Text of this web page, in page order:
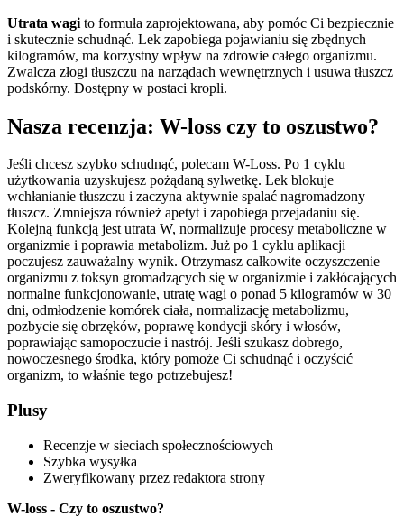
Utrata wagi to formuła zaprojektowana, aby pomóc Ci bezpiecznie
i skutecznie schudnąć. Lek zapobiega pojawianiu się zbędnych
kilogramów, ma korzystny wpływ na zdrowie całego organizmu.
Zwalcza złogi tłuszczu na narządach wewnętrznych i usuwa tłuszcz
podskórny. Dostępny w postaci kropli.
Nasza recenzja: W-loss czy to oszustwo?
Jeśli chcesz szybko schudnąć, polecam W-Loss. Po 1 cyklu
użytkowania uzyskujesz pożądaną sylwetkę. Lek blokuje
wchłanianie tłuszczu i zaczyna aktywnie spalać nagromadzony
tłuszcz. Zmniejsza również apetyt i zapobiega przejadaniu się.
Kolejną funkcją jest utrata W, normalizuje procesy metaboliczne w
organizmie i poprawia metabolizm. Już po 1 cyklu aplikacji
poczujesz zauważalny wynik. Otrzymasz całkowite oczyszczenie
organizmu z toksyn gromadzących się w organizmie i zakłócających
normalne funkcjonowanie, utratę wagi o ponad 5 kilogramów w 30
dni, odmłodzenie komórek ciała, normalizację metabolizmu,
pozbycie się obrzęków, poprawę kondycji skóry i włosów,
poprawiając samopoczucie i nastrój. Jeśli szukasz dobrego,
nowoczesnego środka, który pomoże Ci schudnąć i oczyścić
organizm, to właśnie tego potrzebujesz!
Plusy
Recenzje w sieciach społecznościowych
Szybka wysyłka
Zweryfikowany przez redaktora strony
W-loss - Czy to oszustwo?